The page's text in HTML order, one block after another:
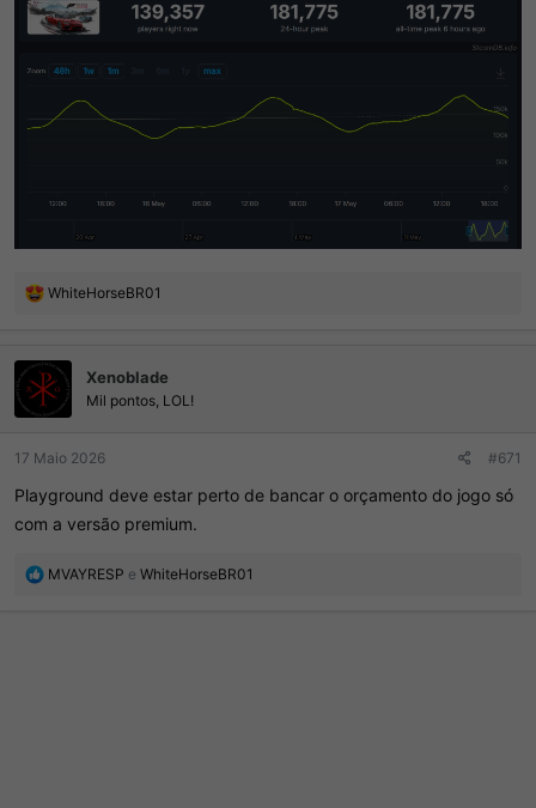
R
õ
e
s
WhiteHorseBR01
Xenoblade
Mil pontos, LOL!
17 Maio 2026 #671
Playground deve estar perto de bancar o orçamento do jogo só
com a versão premium.
R
MVAYRESP e WhiteHorseBR01